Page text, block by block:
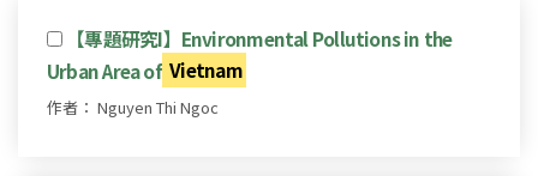
【專題研究I】Environmental Pollutions in the
Urban Area of Vietnam
作者： Nguyen Thi Ngoc